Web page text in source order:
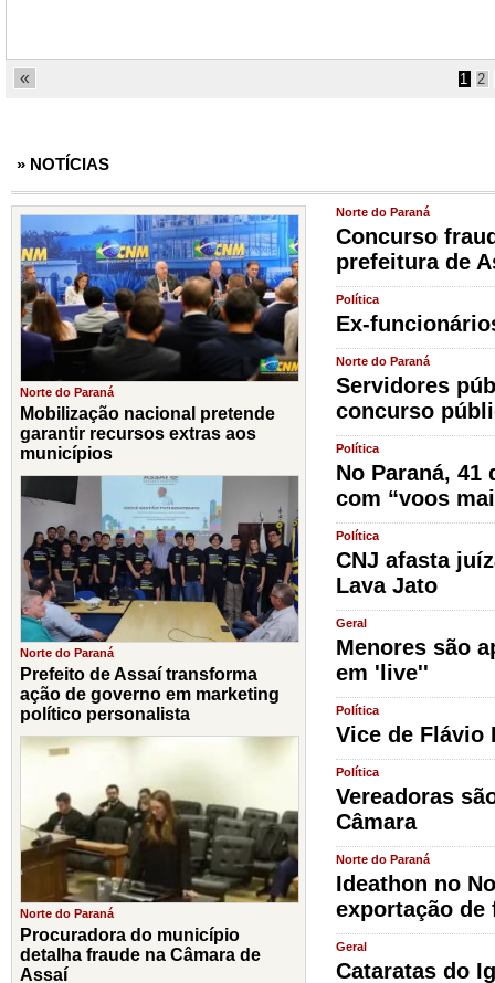
« 1 2
» NOTÍCIAS
Norte do Paraná
Mobilização nacional pretende
garantir recursos extras aos
municípios
Norte do Paraná
Prefeito de Assaí transforma
ação de governo em marketing
político personalista
Norte do Paraná
Procuradora do município
detalha fraude na Câmara de
Assaí
Norte do Paraná
Concurso
prefeitura de
Política
Ex-
Norte do Paraná
Servidores
concurso
Política
No Paraná, 41
com “voos
Política
CNJ afasta
Lava Jato
Geral
Menores são
em 'live''
Política
Vice de Flávio
Política
Vereadoras
Câmara
Norte do Paraná
Ideathon no
exportação de
Geral
Cataratas do